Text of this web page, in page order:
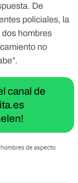
De
policiales, la
hombres
no
canal de